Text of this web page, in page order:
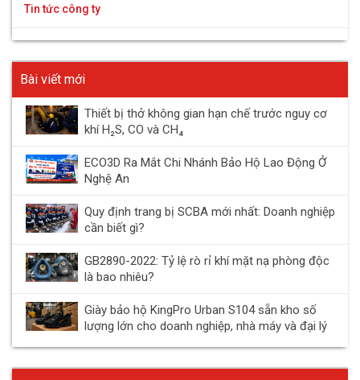
Tin tức công ty
Bài viết mới
Thiết bị thở không gian hạn chế trước nguy cơ
khí H₂S, CO và CH₄
ECO3D Ra Mắt Chi Nhánh Bảo Hộ Lao Động Ở
Nghệ An
Quy định trang bị SCBA mới nhất: Doanh nghiệp
cần biết gì?
GB2890-2022: Tỷ lệ rò rỉ khí mặt nạ phòng độc
là bao nhiêu?
Giày bảo hộ KingPro Urban S104 sẵn kho số
lượng lớn cho doanh nghiệp, nhà máy và đại lý